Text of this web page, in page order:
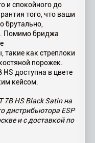
и спокойного до
того, что ваши
брутально,
Помимо бриджа
как стреплоки
порожек.
HS доступна в цвете
кейсом.
7B HS Black Satin на
дистрибьютора ESP
и с доставкой по